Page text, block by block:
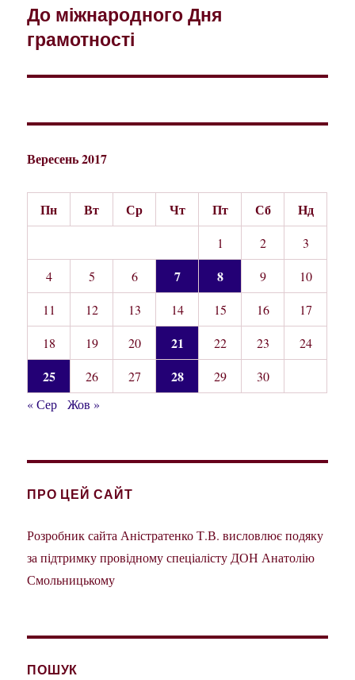
Наступний
запис:
До міжнародного Дня
грамотності
Вересень 2017
Пн Вт Ср Чт Пт Сб Нд
1 2
3
4
5 6 7 8 9
10
11
12 13 14 15 16
17
18
19 20 21 22 23 24
25 26 27 28 29
30
« Сер
Жов »
ПРО ЦЕЙ САЙТ
Розробник сайта Аністратенко Т.В. висловлює подяку
за підтримку провідному спеціалісту ДОН Анатолію
Смольницькому
ПОШУК